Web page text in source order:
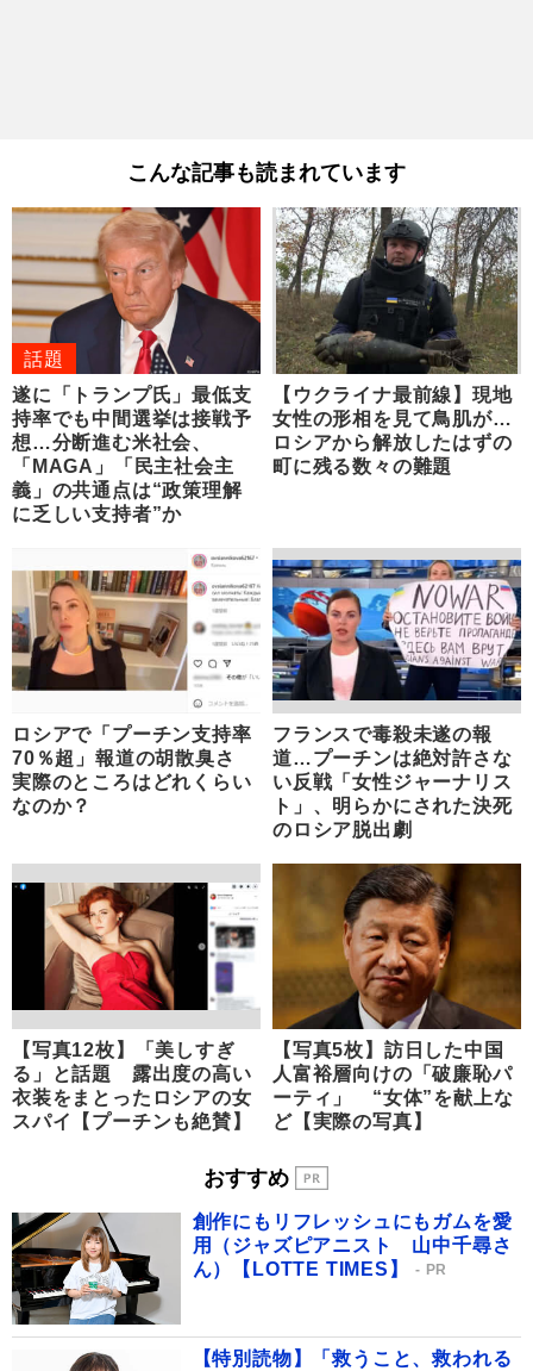
こんな記事も読まれています
話題
遂に「トランプ氏」最低支
持率でも中間選挙は接戦予
想…分断進む米社会、
「MAGA」「民主社会主
義」の共通点は“政策理解
に乏しい支持者”か
【ウクライナ最前線】現地
女性の形相を見て鳥肌が…
ロシアから解放したはずの
町に残る数々の難題
ロシアで「プーチン支持率
70％超」報道の胡散臭さ
実際のところはどれくらい
なのか？
フランスで毒殺未遂の報
道…プーチンは絶対許さな
い反戦「女性ジャーナリス
ト」、明らかにされた決死
のロシア脱出劇
【写真12枚】「美しすぎ
る」と話題 露出度の高い
衣装をまとったロシアの女
スパイ【プーチンも絶賛】
【写真5枚】訪日した中国
人富裕層向けの「破廉恥パ
ーティ」 “女体”を献上な
ど【実際の写真】
おすすめ
創作にもリフレッシュにもガムを愛
用（ジャズピアニスト 山中千尋さ
ん）【LOTTE TIMES】
PR
【特別読物】「救うこと、救われる